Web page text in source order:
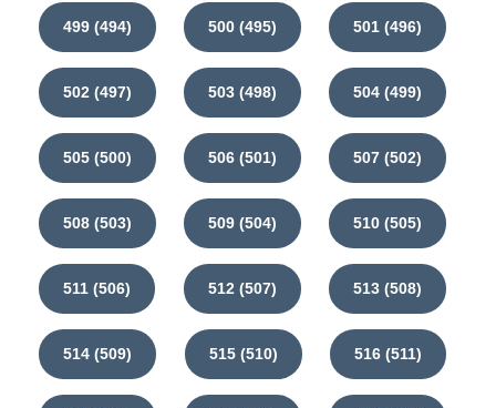
499 (494) 500 (495) 501 (496)
502 (497) 503 (498) 504 (499)
505 (500) 506 (501) 507 (502)
508 (503) 509 (504) 510 (505)
511 (506) 512 (507) 513 (508)
514 (509) 515 (510) 516 (511)